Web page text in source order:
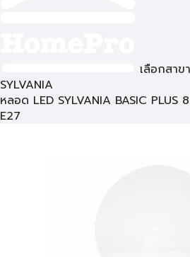
เลือกสาขา
SYLVANIA
หลอด LED SYLVANIA BASIC PLUS
E27